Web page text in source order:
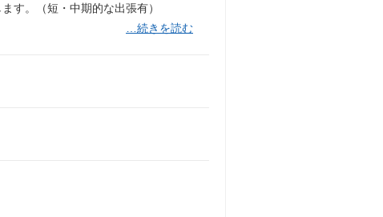
す。（短・中期的な出張有）
…続きを読む